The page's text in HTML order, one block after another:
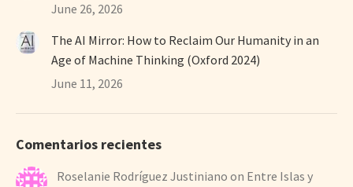
June 26, 2026
The AI Mirror: How to Reclaim Our Humanity in an
Age of Machine Thinking (Oxford 2024)
June 11, 2026
Comentarios recientes
Roselanie Rodríguez Justiniano on Entre Islas y